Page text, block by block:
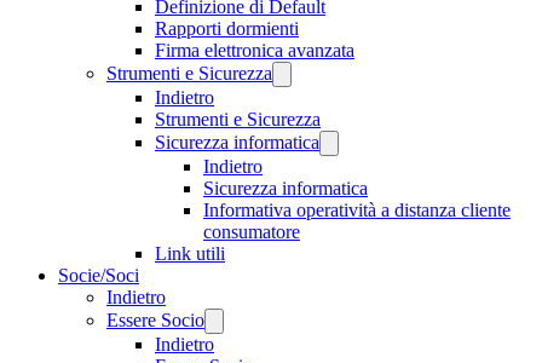
Definizione di Default
Rapporti dormienti
Firma elettronica avanzata
Strumenti e Sicurezza
Indietro
Strumenti e Sicurezza
Sicurezza informatica
Indietro
Sicurezza informatica
Informativa operatività a distanza cliente
consumatore
Link utili
Socie/Soci
Indietro
Essere Socio
Indietro